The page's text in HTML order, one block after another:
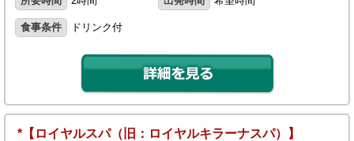
食事条件 ドリンク付
*【ロイヤルスパ（旧：ロイヤルキラーナスパ）】